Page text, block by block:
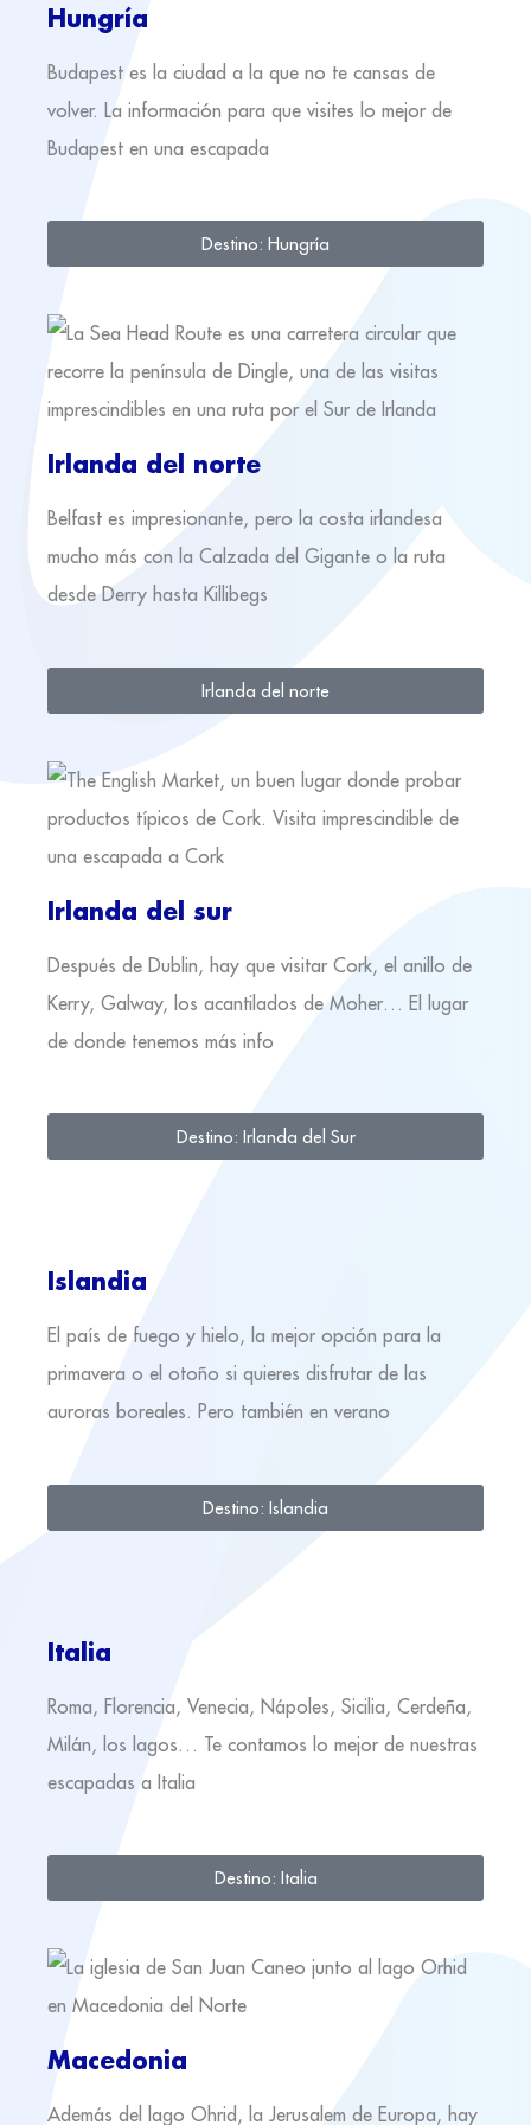
Hungría
Budapest es la ciudad a la que no te cansas de
volver. La información para que visites lo mejor de
Budapest en una escapada
Destino: Hungría
Irlanda del norte
Belfast es impresionante, pero la costa irlandesa
mucho más con la Calzada del Gigante o la ruta
desde Derry hasta Killibegs
Irlanda del norte
Irlanda del sur
Después de Dublin, hay que visitar Cork, el anillo de
Kerry, Galway, los acantilados de Moher… El lugar
de donde tenemos más info
Destino: Irlanda del Sur
Islandia
El país de fuego y hielo, la mejor opción para la
primavera o el otoño si quieres disfrutar de las
auroras boreales. Pero también en verano
Destino: Islandia
Italia
Roma, Florencia, Venecia, Nápoles, Sicilia, Cerdeña,
Milán, los lagos… Te contamos lo mejor de nuestras
escapadas a Italia
Destino: Italia
Macedonia
Además del lago Ohrid, la Jerusalem de Europa, hay